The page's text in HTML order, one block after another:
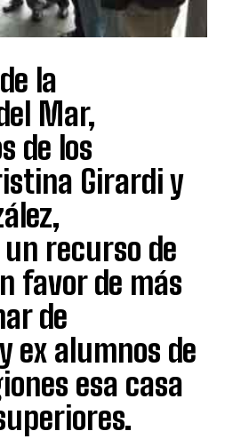
la
Mar,
de los
Girardi y
recurso de
favor de más
de
ex alumnos de
esa casa